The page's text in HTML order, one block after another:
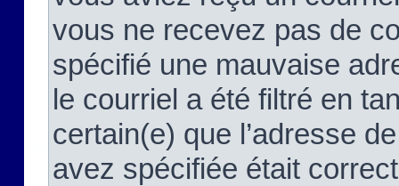
vous ne recevez pas de
spécifié une mauvaise
le courriel a été filtré en
certain(e) que l’adresse
avez spécifiée était